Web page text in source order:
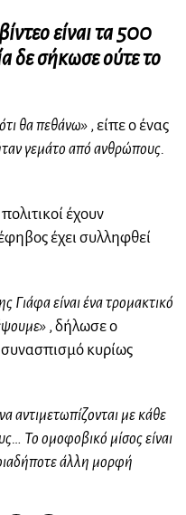
είναι τα 500
δε σήκωσε ούτε το
θα πεθάνω» , είπε ο ένας
γεμάτο από ανθρώπους.
έχουν
έχει συλληφθεί
Γιάφαείναι ένα τρομακτικό
, δήλωσε ο
κυρίως
αντιμετωπίζονται με κάθε
Το ομοφοβικό μίσος είναι
άλλη μορφή